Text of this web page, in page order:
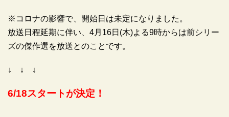
※コロナの影響で、開始日は未定になりました。
放送日程延期に伴い、4月16日(木)よる9時からは前シリー
ズの傑作選を放送とのことです。
↓ ↓ ↓
6/18スタートが決定！